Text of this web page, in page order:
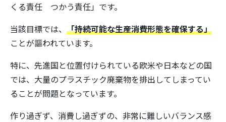
くる責任 つかう責任」です。
当該目標では、 「持続可能な生産消費形態を確保する」
ことが謳われています。
特に、先進国と位置付けられている欧米や日本などの国
では、大量のプラスチック廃棄物を排出してしまってい
ることが問題となっています。
作り過ぎず、消費し過ぎずの、非常に難しいバランス感